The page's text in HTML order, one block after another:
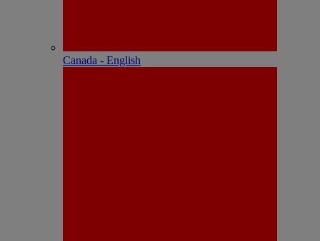
Canada - English